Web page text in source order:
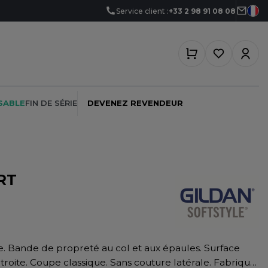
Service client :+33 2 98 91 08 08
SWEAT-SHIRT
SPLASHMACS
RESTAURATION
SANTÉ
FIN DE SÉRIE DEVENEZ REVENDEUR
Coupe classique. Sans couture latérale. Fabriqué